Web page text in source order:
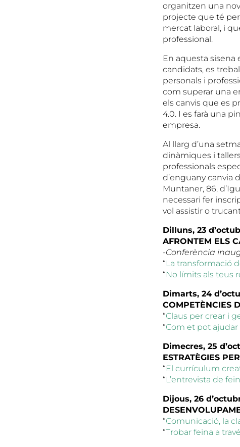
organitzen una
projecte que té
mercat laboral, i
professional.
En aquesta sisena
candidats, es
personals i
com superar una
els canvis que es
4.0. I es farà una
empresa.
Al llarg d’una
dinàmiques i
professionals
d’enguany canvia
Muntaner, 86,
necessari fer
vol assistir o
Dilluns, 23
AFRONTEM ELS
-Conferència
“La transformació
“No límits als teus
Dimarts, 24
COMPETÈNCIES
“Claus per crear i
“Com et pot
Dimecres, 25
ESTRATÈGIES
“El currículum
“L’entrevista de
Dijous, 26
“Comunicació, la
“Trobar feina a